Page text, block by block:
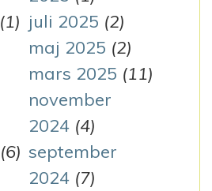
(1) juli 2025 (2)
maj 2025 (2)
mars 2025 (11)
november
2024 (4)
(6) september
2024 (7)